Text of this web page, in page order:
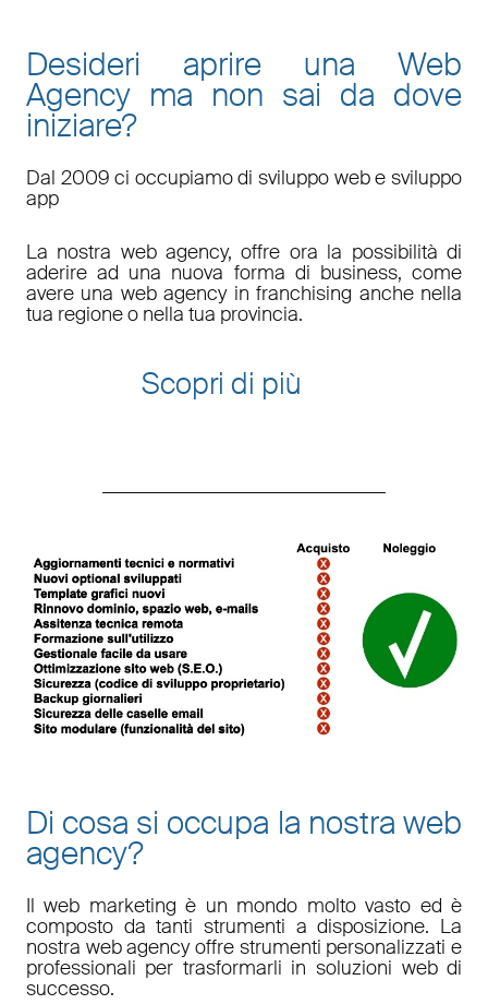
Desideri aprire una Web
Agency ma non sai da dove
iniziare?
Dal 2009 ci occupiamo di sviluppo web e sviluppo
app
La nostra web agency, offre ora la possibilità di
aderire ad una nuova forma di business, come
avere una web agency in franchising anche nella
tua regione o nella tua provincia.
Scopri di più
Di cosa si occupa la nostra web
agency?
Ilweb marketing è un mondo molto vasto ed è
composto da tanti strumenti a disposizione. La
nostra web agencyoffre strumenti personalizzati e
professionali per trasformarli in soluzioni web di
successo.